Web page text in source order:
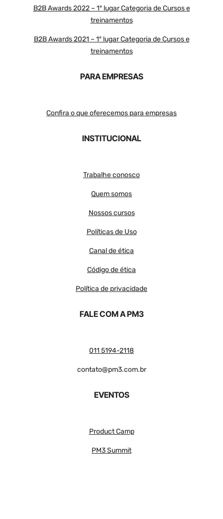
B2B Awards 2022 – 1º lugar Categoria de Cursos e
treinamentos
B2B Awards 2021 – 1º lugar Categoria de Cursos e
treinamentos
PARA EMPRESAS
Confira o que oferecemos para empresas
INSTITUCIONAL
Trabalhe conosco
Quem somos
Nossos cursos
Políticas de Uso
Canal de ética
Código de ética
Política de privacidade
FALE COM A PM3
011 5194-2118
contato@pm3.com.br
EVENTOS
Product Camp
PM3 Summit